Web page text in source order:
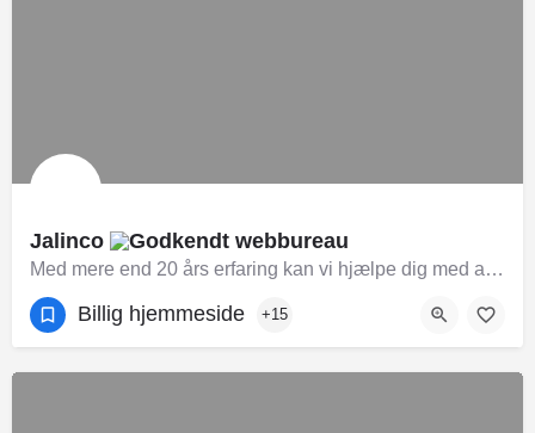
Jalinco
Med mere end 20 års erfaring kan vi hjælpe dig med at identificere og udvikle de bedste digitale løsninger, med et budget som passer til din virksomhed. Vi er specialister i online dialog og marketing, og hjælper vores kunder med at omsætte ideer til webbaserede løsninger, for at opnå bedre resultat
Billig hjemmeside +15